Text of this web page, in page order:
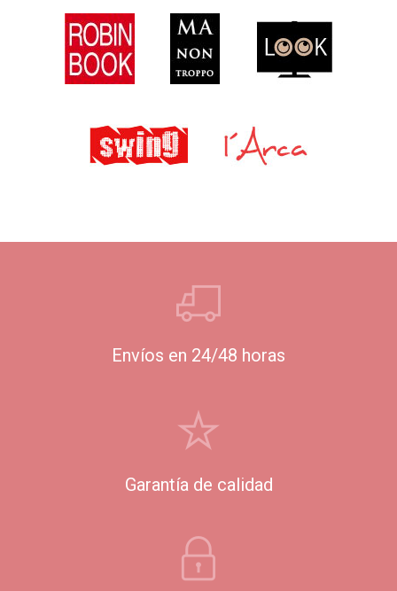
Envíos en 24/48 horas
Garantía de calidad